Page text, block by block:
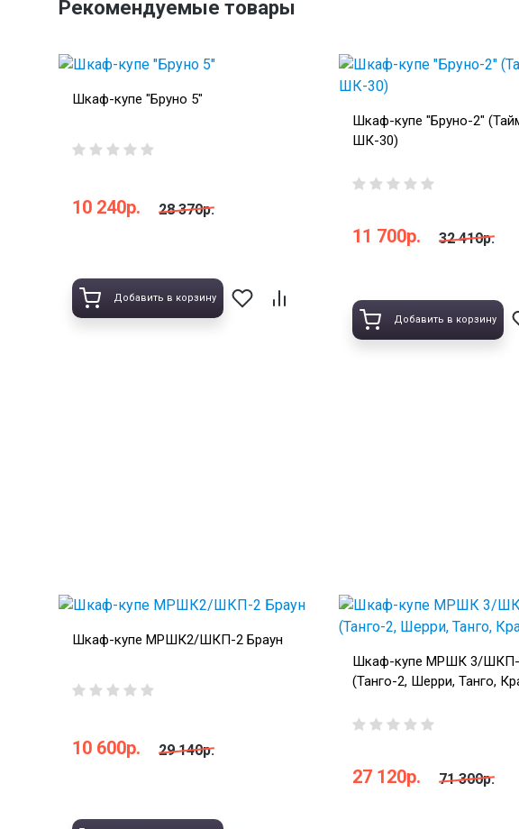
Рекомендуемые товары
Шкаф-купе "Бруно 5"
10 240р. 28 370р.
Добавить в корзину
Шкаф-купе "Бруно-2"
ШК-30)
11 700р. 32 410р.
Добавить в корзину
Шкаф-купе МРШК2/ШКП-2 Браун
10 600р. 29 140р.
Шкаф-купе МРШК 3/ШКП-
(Танго-2, Шерри, Танго,
27 120р. 71 300р.